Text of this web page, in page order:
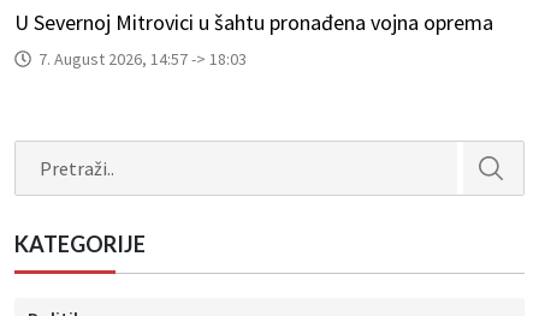
U Severnoj Mitrovici u šahtu pronađena vojna oprema
7. August 2026, 14:57 -> 18:03
KATEGORIJE